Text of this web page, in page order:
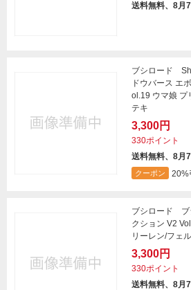
送料無料、8月7
ブシロード
ドウバース エ
ol.19 ウマ娘 プ
テキ
3,300円
330ポイント
送料無料、8月7
クーポン 20%
ブシロード ブ
クション V2
リーレン/フェ
3,300円
330ポイント
送料無料、8月7